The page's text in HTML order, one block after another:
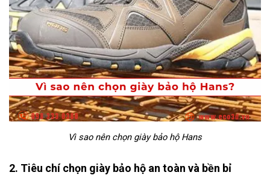
Vì sao nên chọn giày bảo hộ Hans
2. Tiêu chí chọn giày bảo hộ an toàn và bền bỉ